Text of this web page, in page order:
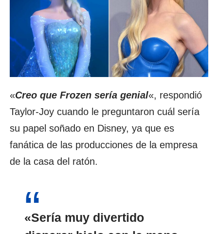
«Creo que Frozen sería genial«, respondió
Taylor-Joy cuando le preguntaron cuál sería
su papel soñado en Disney, ya que es
fanática de las producciones de la empresa
de la casa del ratón.
«Sería muy divertido